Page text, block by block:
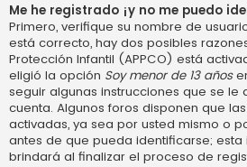
Me he registrado ¡y no me puedo
Primero, verifique su nombre de
está correcto, hay dos posibles
Protección Infantil (APPCO) está
eligió la opción Soy menor de 13 años
seguir algunas instrucciones que se le
cuenta. Algunos foros disponen que
activadas, ya sea por usted mismo o
antes de que pueda identificarse; esta
brindará al finalizar el proceso de